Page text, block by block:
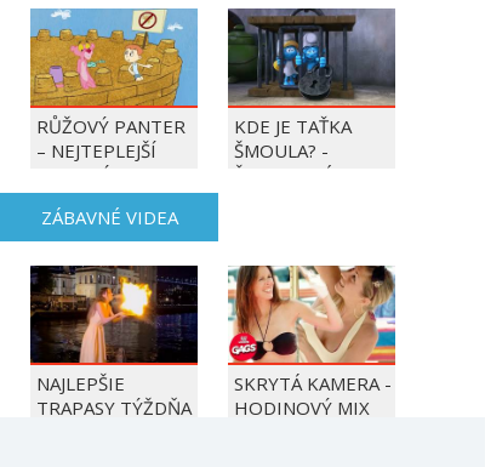
RŮŽOVÝ PANTER
– NEJTEPLEJŠÍ
OBDOBÍ ROKU
KDE JE TAŤKA
ŠMOULA? -
ŠMOULOVÉ
ZÁBAVNÉ VIDEA
NAJLEPŠIE
TRAPASY TÝŽDŇA
SKRYTÁ KAMERA -
HODINOVÝ MIX